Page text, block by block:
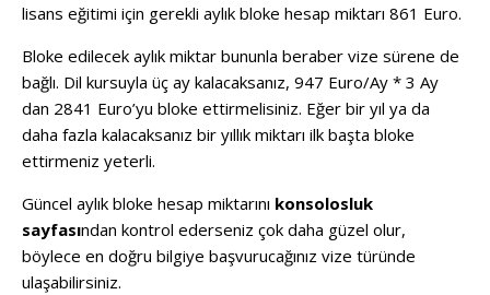
lisans eğitimi için gerekli aylık bloke hesap miktarı 861 Euro.
Bloke edilecek aylık miktar bununla beraber vize sürene de
bağlı. Dil kursuyla üç ay kalacaksanız, 947 Euro/Ay * 3 Ay
dan 2841 Euro’yu bloke ettirmelisiniz. Eğer bir yıl ya da
daha fazla kalacaksanız bir yıllık miktarı ilk başta bloke
ettirmeniz yeterli.
Güncel aylık bloke hesap miktarını konsolosluk
sayfasından kontrol ederseniz çok daha güzel olur,
böylece en doğru bilgiye başvurucağınız vize türünde
ulaşabilirsiniz.